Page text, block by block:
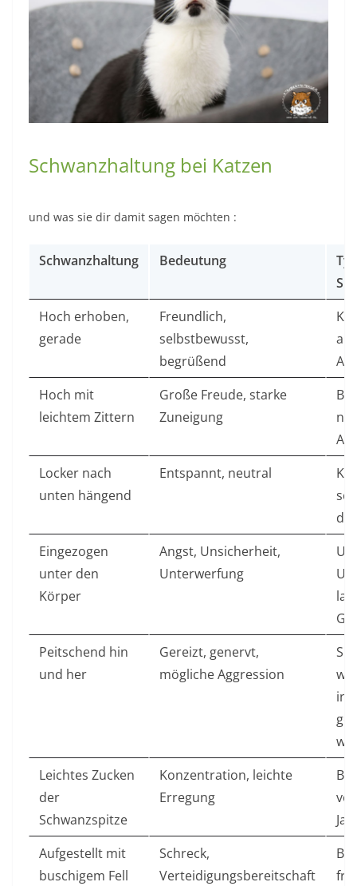
Schwanzhaltung bei Katzen
und was sie dir damit sagen möchten :
Schwanzhaltung Bedeutung
Hoch erhoben,
gerade
Freundlich,
selbstbewusst,
begrüßend
Hoch mit
leichtem Zittern
Große Freude, starke
Zuneigung
Locker nach
unten hängend
Entspannt, neutral
Eingezogen
unter den
Körper
Angst, Unsicherheit,
Unterwerfung
Peitschend hin
und her
Gereizt, genervt,
mögliche Aggression
in
Leichtes Zucken
der
Schwanzspitze
Konzentration, leichte
Erregung
Aufgestellt mit
buschigem Fell
Schreck,
Verteidigungsbereitschaft